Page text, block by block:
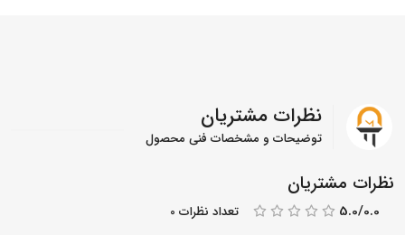
نظرات مشتریان
توضیحات و مشخصات فنی محصول
نظرات مشتریان
5.0/0.0 تعداد نظرات 0